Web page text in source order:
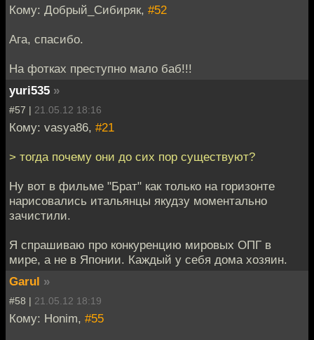
Кому: Добрый_Сибиряк, #52
Ага, спасибо.
На фотках преступно мало баб!!!
yuri535 »
#57 | 21.05.12 18:16
Кому: vasya86, #21
> тогда почему они до сих пор существуют?
Ну вот в фильме "Брат" как только на горизонте
нарисовались итальянцы якудзу моментально
зачистили.
Я спрашиваю про конкуренцию мировых ОПГ в
мире, а не в Японии. Каждый у себя дома хозяин.
Garul »
#58 | 21.05.12 18:19
Кому: Honim, #55